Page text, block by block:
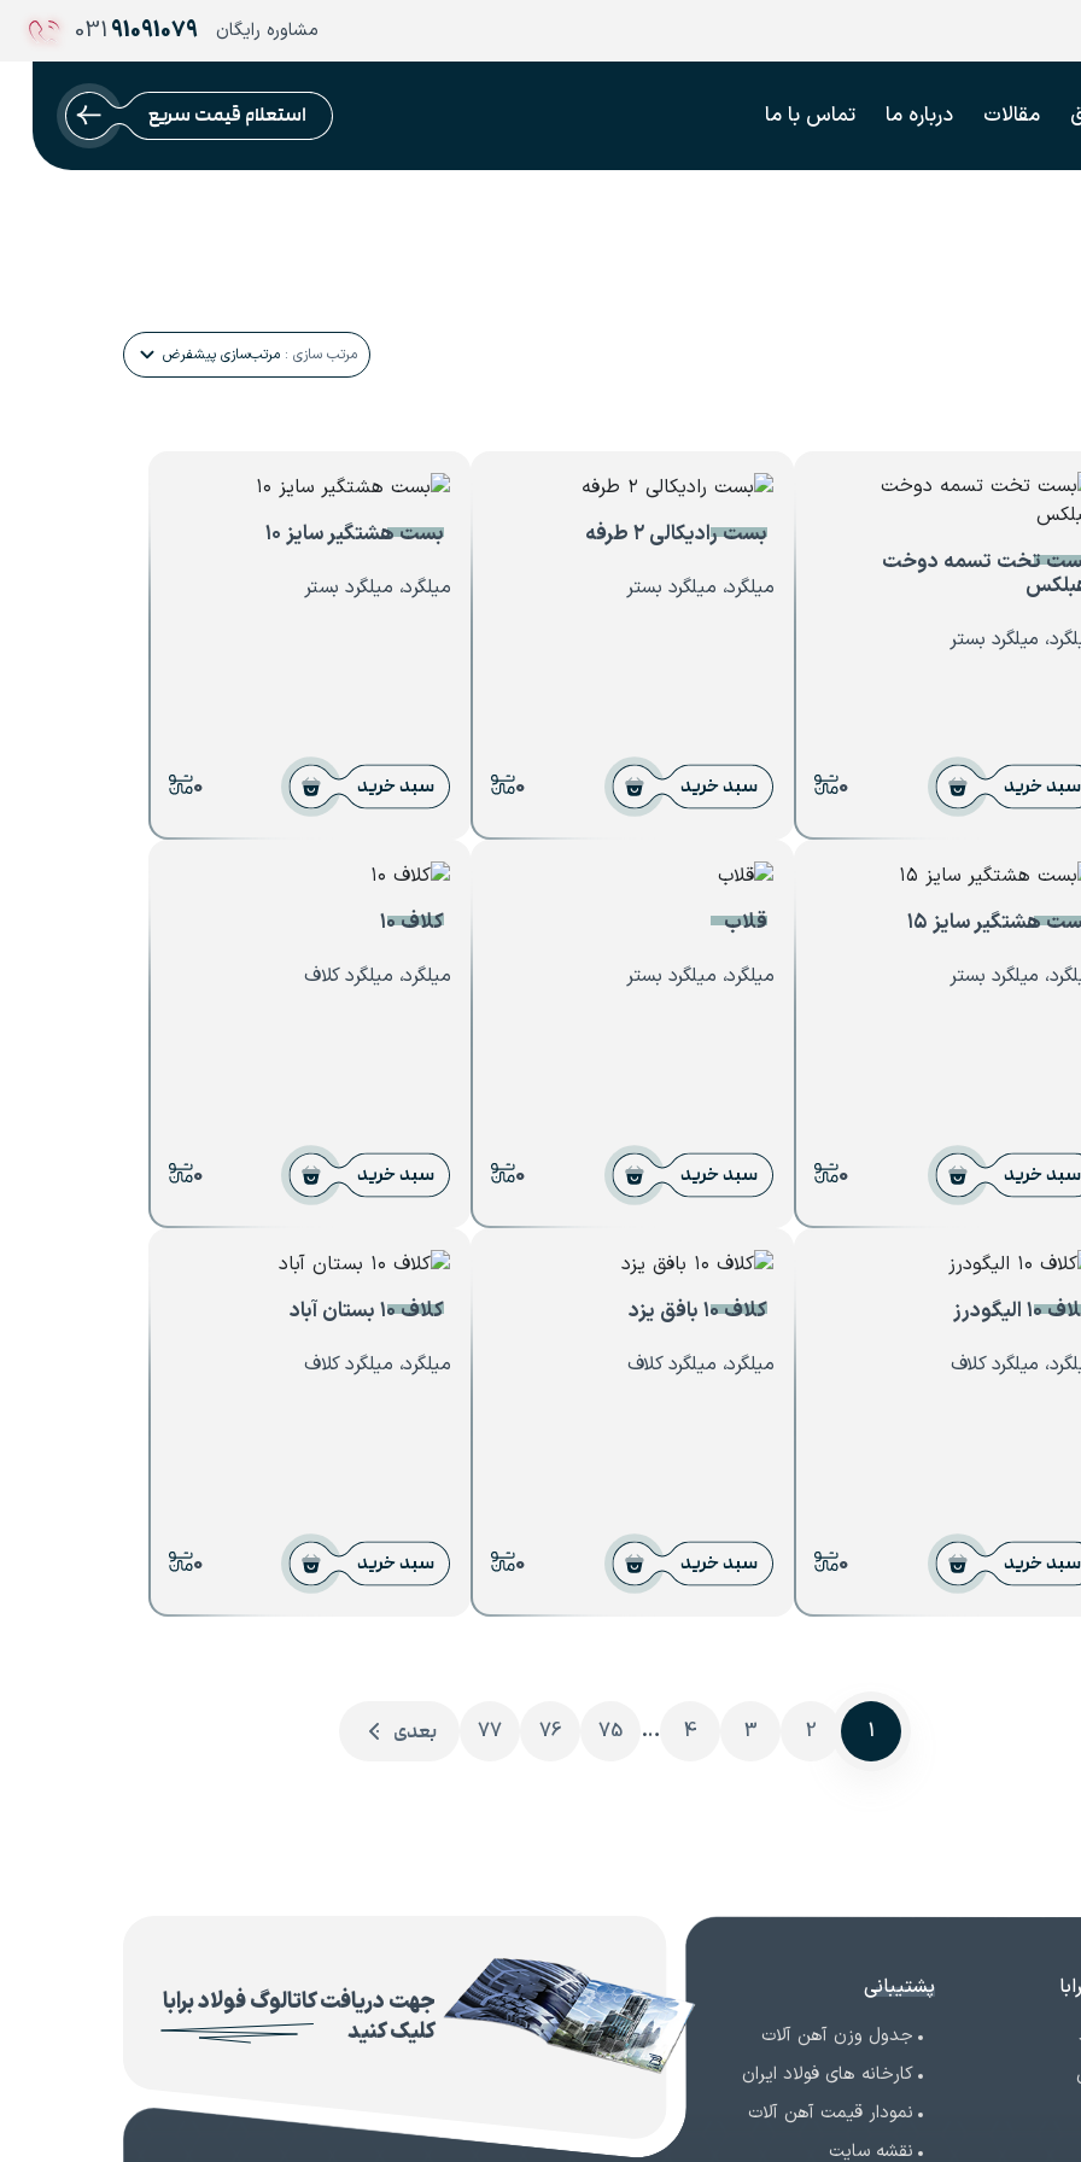
مشاوره رایگان 91091079
031
مقالات درباره ما تماس با ما استعلام قیمت سریع
مرتب سازی : مرتب‌سازی پیشفرض
تخت تسمه دوخت
میلگرد بستر
سبد خرید 0
بست رادیکالی ۲ طرفه
میلگرد، میلگرد بستر
سبد خرید 0
بست هشتگیر سایز ۱۰
میلگرد، میلگرد بستر
سبد خرید 0
هشتگیر سایز ۱۵
میلگرد بستر
سبد خرید 0
قلاب
میلگرد، میلگرد بستر
سبد خرید 0
کلاف ۱۰
میلگرد، میلگرد کلاف
سبد خرید 0
الیگودرز
میلگرد کلاف
سبد خرید 0
کلاف ۱۰ بافق یزد
میلگرد، میلگرد کلاف
سبد خرید 0
کلاف ۱۰ بستان آباد
میلگرد، میلگرد کلاف
سبد خرید 0
1
2
3
4
…
75
76
77 بعدی
جهت دریافت کاتالوگ فولاد برابا
کلیک کنید
پشتیبانی
جدول وزن آهن آلات
کارخانه های فولاد ایران
نمودار قیمت آهن آلات
نقشه سایت